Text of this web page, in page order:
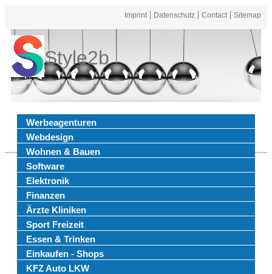
Imprint Datenschutz Contact Sitemap
Style2b
Werbeagenturen
Webdesign
Wohnen & Bauen
Software
Elektronik
Finanzen
Ärzte Kliniken
Sport Freizeit
Essen & Trinken
Einkaufen - Shops
KFZ Auto LKW